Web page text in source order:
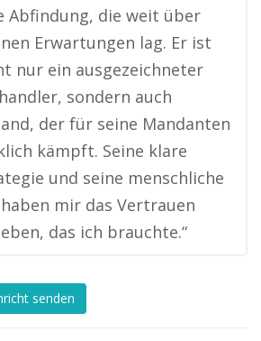
Abfindung, die weit über
Erwartungen lag. Er ist
nur ein ausgezeichneter
sondern auch
der für seine Mandanten
kämpft. Seine klare
und seine menschliche
mir das Vertrauen
das ich brauchte.“
senden